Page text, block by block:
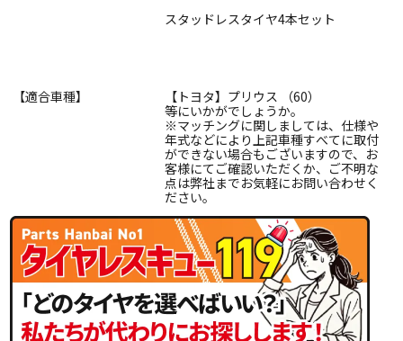
スタッドレスタイヤ4本セット
【適合車種】
【トヨタ】プリウス （60）
等にいかがでしょうか。
※マッチングに関しましては、仕様や
年式などにより上記車種すべてに取付
ができない場合もございますので、お
客様にてご確認いただくか、ご不明な
点は弊社までお気軽にお問い合わせく
ださい。